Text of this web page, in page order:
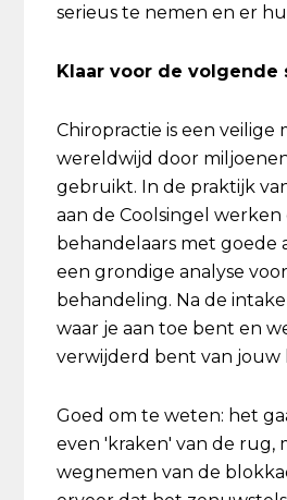
serieus te nemen en er
Klaar voor de volgende
Chiropractie is een veilige
wereldwijd door
gebruikt. In de praktijk
aan de Coolsingel werken
behandelaars met goede
een grondige analyse
behandeling. Na de
waar je aan toe bent en
verwijderd bent van jouw
Goed om te weten: het
even 'kraken' van de rug,
wegnemen van de